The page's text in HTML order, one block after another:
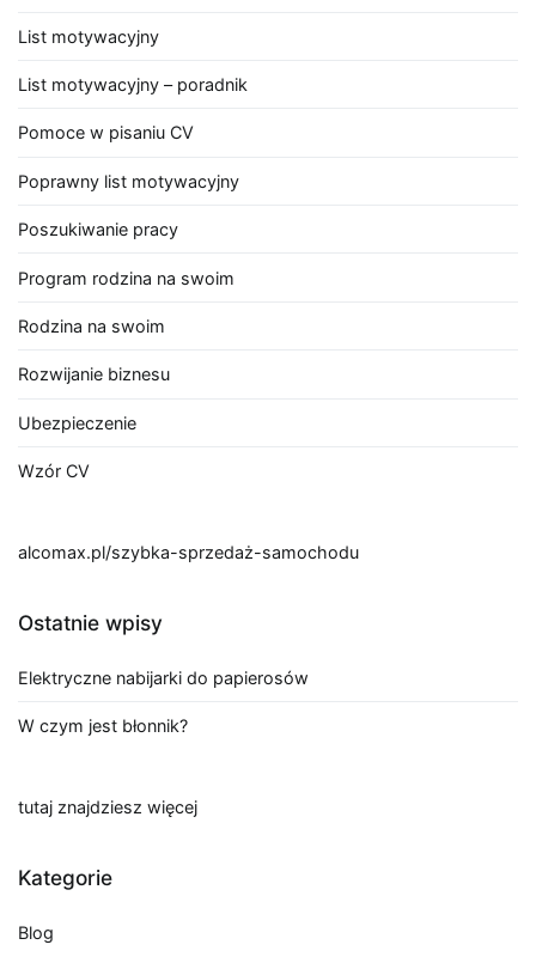
List motywacyjny
List motywacyjny – poradnik
Pomoce w pisaniu CV
Poprawny list motywacyjny
Poszukiwanie pracy
Program rodzina na swoim
Rodzina na swoim
Rozwijanie biznesu
Ubezpieczenie
Wzór CV
alcomax.pl/szybka-sprzedaż-samochodu
Ostatnie wpisy
Elektryczne nabijarki do papierosów
W czym jest błonnik?
tutaj znajdziesz więcej
Kategorie
Blog